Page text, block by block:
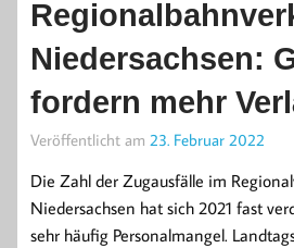
Niedersachsen:
fordern mehr
Veröffentlicht am 23. Februar 2022
Die Zahl der Zugausfälle im
Niedersachsen hat sich 2021 fast
sehr häufig Personalmangel.